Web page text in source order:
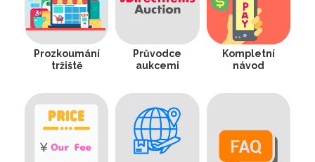
Prozkoumání
tržiště
Průvodce
aukcemi
Kompletní
návod